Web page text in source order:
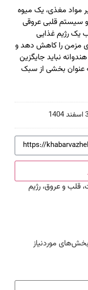
مواد مغذی، یک میوه
سیستم قلبی عروقی
رژیم غذایی
مزمن را کاهش دهد و
نباید جایگزین
عنوان بخشی از سبک
1404
قلب و عروق، رژیم
بخش‌های موردنیاز